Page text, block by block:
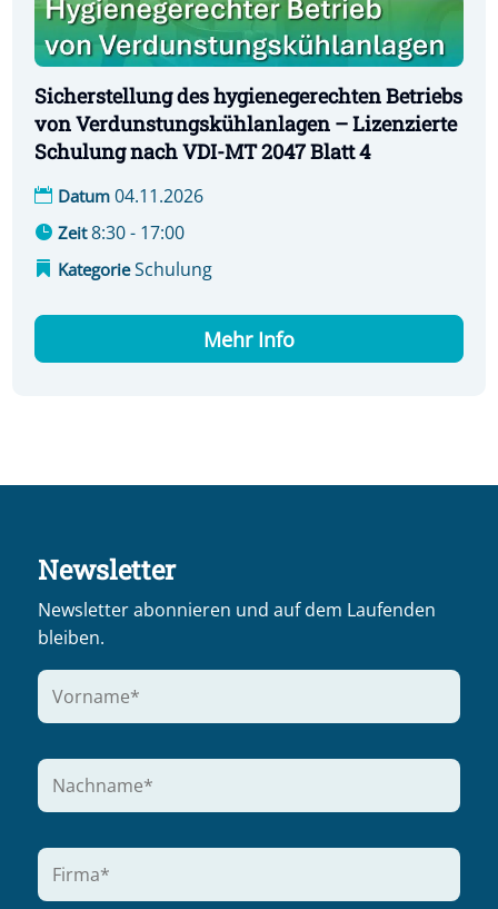
Sicherstellung des hygienegerechten Betriebs
von Verdunstungskühlanlagen – Lizenzierte
Schulung nach VDI-MT 2047 Blatt 4
Datum04.11.2026
Zeit8:30 - 17:00
KategorieSchulung
Mehr Info
Newsletter
Newsletter abonnieren und auf dem Laufenden
bleiben.